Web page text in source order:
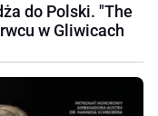
do Polski. "The
w Gliwicach